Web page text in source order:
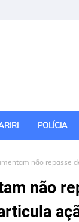
POLÍCIA
não repasse
não